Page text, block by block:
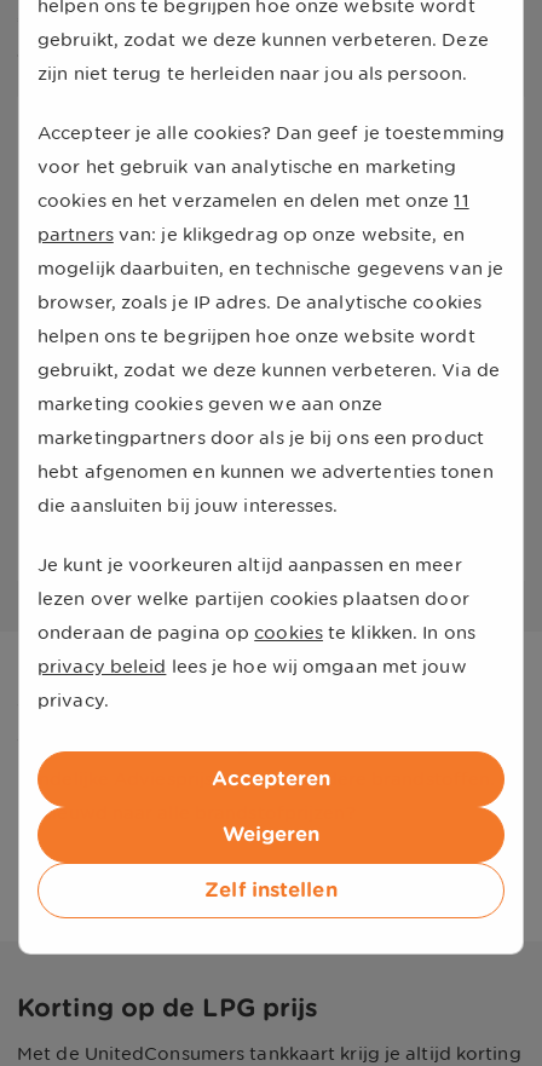
€ 1,403 per liter op30 maart 2022
ontwikkeling van de
Prijsontwikkeling LPG
LPG
september
januari 2026 mei 2026
€ 1,10
€ 1,20
€ 1,30
€ 1,40
Datum
Gemiddelde Landelijke Adviesprijs
Actuele brandstofprijzen
Landelijke Adviesprijs voor alle andere brandstoffen.
Benieuwd naar alle brandstofprijzen?
Bekijk alle actuele brandstofprijzen
Korting op de LPG prijs
Met de UnitedConsumers tankkaart krijg je altijd korting
helpen ons te begrijpen hoe onze website wordt
gebruikt, zodat we deze kunnen verbeteren. Deze
zijn niet terug te herleiden naar jou als persoon.
Accepteer je alle cookies? Dan geef je toestemming
voor het gebruik van analytische en marketing
cookies en het verzamelen en delen met onze 11
partners van: je klikgedrag op onze website, en
mogelijk daarbuiten, en technische gegevens van je
browser, zoals je IP adres. De analytische cookies
helpen ons te begrijpen hoe onze website wordt
gebruikt, zodat we deze kunnen verbeteren. Via de
marketing cookies geven we aan onze
marketingpartners door als je bij ons een product
hebt afgenomen en kunnen we advertenties tonen
die aansluiten bij jouw interesses.
Je kunt je voorkeuren altijd aanpassen en meer
lezen over welke partijen cookies plaatsen door
onderaan de pagina op cookies te klikken. In ons
privacy beleid lees je hoe wij omgaan met jouw
privacy.
Accepteren
Weigeren
Zelf instellen